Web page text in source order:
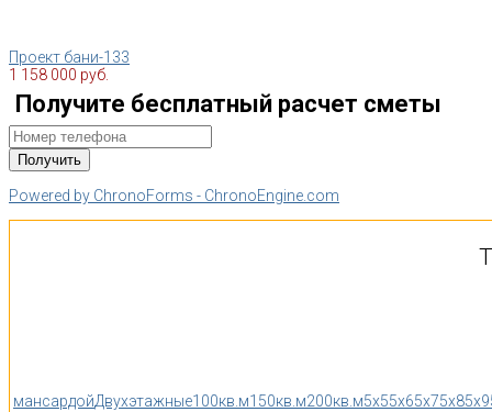
Проект бани-133
1 158 000 руб.
Получите бесплатный расчет сметы
Powered by ChronoForms - ChronoEngine.com
мансардойДвухэтажные100кв.м150кв.м200кв.м5x55x65x75x85x9